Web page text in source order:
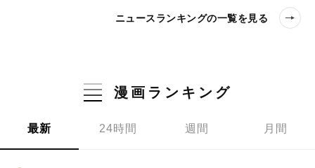
ニュースランキングの一覧を見る
漫画ランキング
最新 24時間 週間 月間